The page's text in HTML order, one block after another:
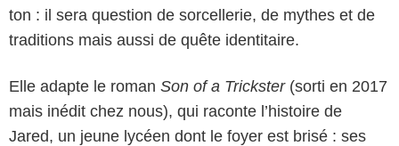
ton : il sera question de sorcellerie, de mythes et de
traditions mais aussi de quête identitaire.
Elle adapte le roman Son of a Trickster(sorti en 2017
mais inédit chez nous), qui raconte l’histoire de
Jared, un jeune lycéen dont le foyer est brisé : ses